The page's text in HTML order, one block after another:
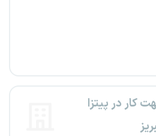
کار در پیتزا